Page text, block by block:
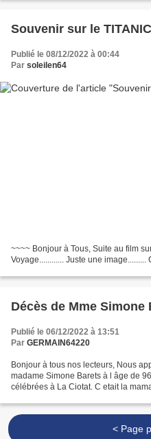
Souvenir sur le
Publié le 08/12/2022 à 00:44
Par soleilen64
~~~~ Bonjour à Tous, Suite au film
Voyage............ Juste une
Décès de Mme
Publié le 06/12/2022 à 13:51
Par GERMAIN64220
Bonjour à tous nos lecteurs, Nous
madame Simone Barets à l âge de
célébrées à La Ciotat. C etait la
< Page